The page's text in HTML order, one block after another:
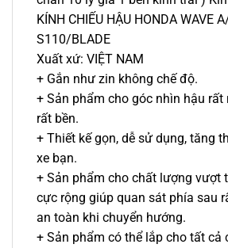
KÍNH CHIẾU HẬU HONDA WAVE
S110/BLADE
Xuất xứ: VIỆT NAM
+ Gắn như zin không chế độ.
+ Sản phẩm cho góc nhìn hậu
rất bền.
+ Thiết kế gọn, dễ sử dụng, tăng
xe bạn.
+ Sản phẩm cho chất lượng vượt
cực rộng giúp quan sát phía sau
an toàn khi chuyển hướng.
+ Sản phẩm có thể lắp cho tất cả